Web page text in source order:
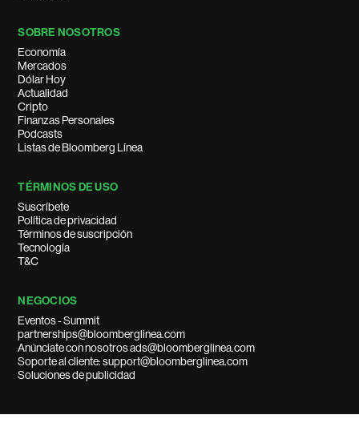
SOBRE NOSOTROS
Economía
Mercados
Dólar Hoy
Actualidad
Cripto
Finanzas Personales
Podcasts
Listas de Bloomberg Línea
TÉRMINOS DE USO
Suscríbete
Política de privacidad
Términos de suscripción
Tecnología
T&C
NEGOCIOS
Eventos - Summit
partnerships@bloomberglinea.com
Anúnciate con nosotros ads@bloomberglinea.com
Soporte al cliente: support@bloomberglinea.com
Soluciones de publicidad